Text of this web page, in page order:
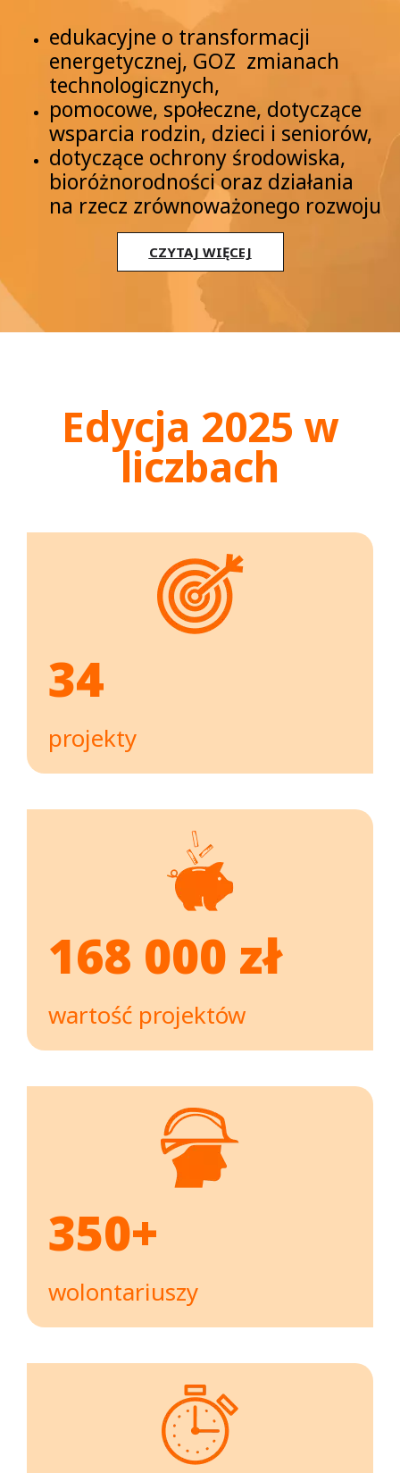
edukacyjne o transformacji
energetycznej, GOZ  zmianach
technologicznych,
pomocowe, społeczne, dotyczące
wsparcia rodzin, dzieci i seniorów,
dotyczące ochrony środowiska,
bioróżnorodności oraz działania
na rzecz zrównoważonego rozwoju
CZYTAJ WIĘCEJ
Edycja 2025 w
liczbach
34
projekty
168 000 zł
wartość projektów
350+
wolontariuszy